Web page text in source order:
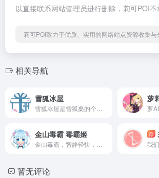
以直接联系网站管理员进行删除，莉可POI不
莉可POI致力于优质、实用的网络站点资源收集与
相关导航
雪狐冰屋 萝
金山毒霸 毒霸姬 荐
暂无评论